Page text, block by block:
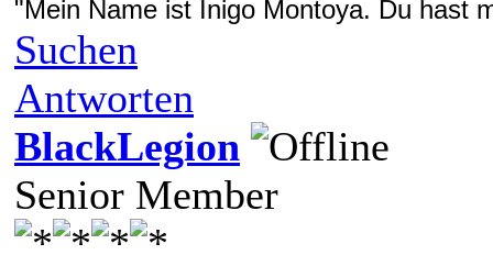
"Mein Name ist Inigo Montoya. Du hast
Suchen
Antworten
BlackLegion
Senior Member